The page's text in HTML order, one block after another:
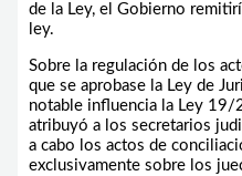
de la Ley, el Gobierno
ley.
Sobre la regulación de los
que se aprobase la Ley de
notable influencia la Ley 19/
atribuyó a los secretarios
a cabo los actos de
exclusivamente sobre los